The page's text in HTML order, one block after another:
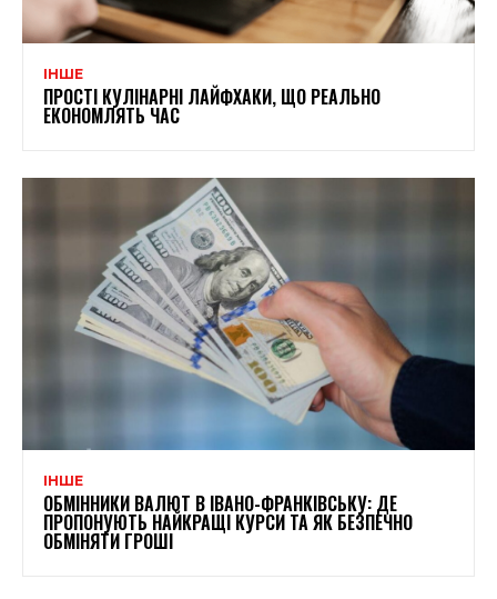
ІНШЕ
ПРОСТІ КУЛІНАРНІ ЛАЙФХАКИ, ЩО РЕАЛЬНО
ЕКОНОМЛЯТЬ ЧАС
ІНШЕ
ОБМІННИКИ ВАЛЮТ В ІВАНО-ФРАНКІВСЬКУ: ДЕ
ПРОПОНУЮТЬ НАЙКРАЩІ КУРСИ ТА ЯК БЕЗПЕЧНО
ОБМІНЯТИ ГРОШІ